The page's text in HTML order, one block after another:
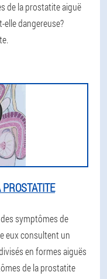
de la prostatite aiguë
dangereuse?
symptômes de
eux consultent un
en formes aiguës
de la prostatite